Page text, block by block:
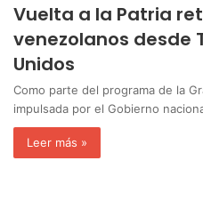
Vuelta a la Patria
venezolanos desde
Unidos
Como parte del programa de la
impulsada por el Gobierno
Leer más »